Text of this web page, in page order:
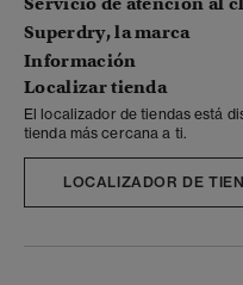
Superdry, la marca
Información
Localizar tienda
El localizador de tiendas está
tienda más cercana a ti.
LOCALIZADOR DE